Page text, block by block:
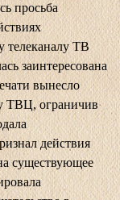
просьба
телеканалу ТВ
заинтересована
вынесло
ТВЦ, ограничив
действия
существующее